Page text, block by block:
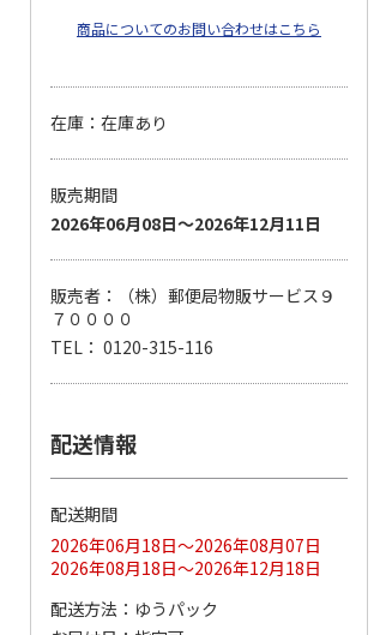
ドジャース 大谷翔
平 日本人最多53試
合連続出塁記念 シ
ル…
17,000円
(送料・税込)
谷翔平 2026 NL 3・
4月投手…
商品についてのお問い合わせはこちら
在庫：在庫あり
販売期間
2026年06月08日～2026年12月11日
販売者：（株）郵便局物販サービス９
７００００
TEL： 0120-315-116
配送情報
配送期間
2026年06月18日～2026年08月07日
2026年08月18日～2026年12月18日
配送方法
ゆうパック